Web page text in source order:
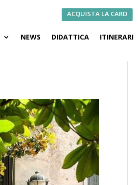
ACQUISTA LA CARD
NEWS DIDATTICA ITINERARI